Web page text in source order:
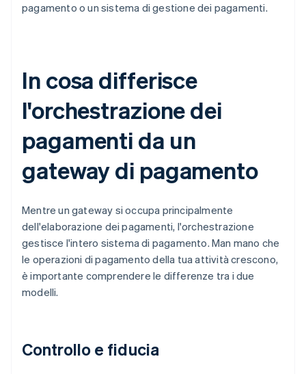
pagamento o un sistema di gestione dei pagamenti.
In cosa differisce
l'orchestrazione dei
pagamenti da un
gateway di pagamento
Mentre un gateway si occupa principalmente
dell'elaborazione dei pagamenti, l'orchestrazione
gestisce l'intero sistema di pagamento. Man mano che
le operazioni di pagamento della tua attività crescono,
è importante comprendere le differenze tra i due
modelli.
Controllo e fiducia